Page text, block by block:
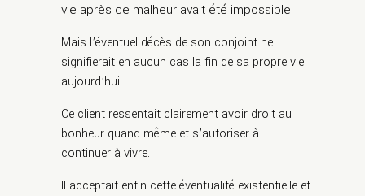
vie après ce malheur avait été impossible.
Mais l’éventuel décès de son conjoint ne
signifierait en aucun cas la fin de sa propre vie
aujourd’hui.
Ce client ressentait clairement avoir droit au
bonheur quand même et s’autoriser à
continuer à vivre.
Il acceptait enfin cette éventualité existentielle et